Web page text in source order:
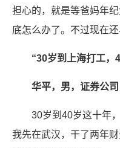
担心的，就是等爸妈年
底怎么办了。不过现在还
“30岁到上海打工，
华平，男，证券公
30岁到40岁这十年
我先在武汉，干了两年